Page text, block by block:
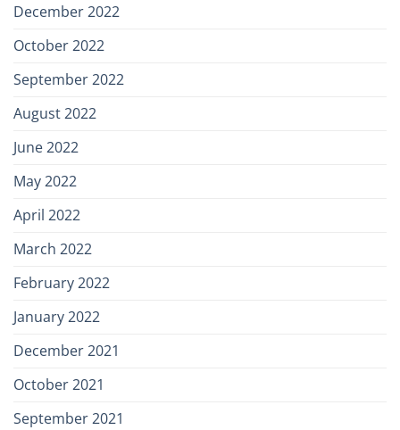
December 2022
October 2022
September 2022
August 2022
June 2022
May 2022
April 2022
March 2022
February 2022
January 2022
December 2021
October 2021
September 2021